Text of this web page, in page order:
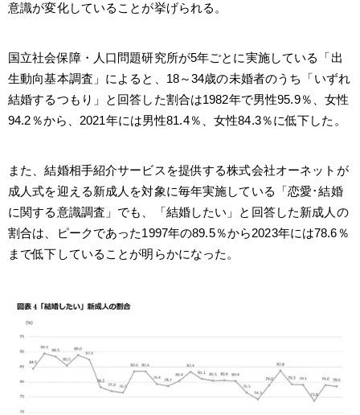
意識が変化していることが挙げられる。
国立社会保障・人口問題研究所が5年ごとに実施している「出
生動向基本調査」によると、18～34歳の未婚者のうち「いずれ
結婚するつもり」と回答した割合は1982年で男性95.9％、女性
94.2％から、2021年には男性81.4％、女性84.3％に低下した。
また、結婚相手紹介サービスを提供する株式会社オーネットが
成人式を迎える新成人を対象に毎年実施している「恋愛･結婚
に関する意識調査」でも、「結婚したい」と回答した新成人の
割合は、ピークであった1997年の89.5％から2023年には78.6％
まで低下していることが明らかになった。